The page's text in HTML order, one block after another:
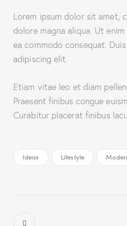
Lorem ipsum dolor sit amet,
dolore magna aliqua. Ut
ea commodo consequat.
adipiscing elit.
Etiam vitae leo et diam
Praesent finibus congue
Curabitur placerat finibus
Ideas Lifestyle